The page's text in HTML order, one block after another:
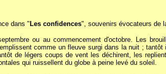
dans " Les confidences", souvenirs évocateurs de
ou au commencement d'octobre. Les
comme un fleuve surgi dans la nuit ;
de légers coups de vent les déchirent, les
qui ruissellent du globe à peine levé du soleil.